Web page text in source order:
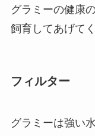
グラミーの健康
飼育してあげて
フィルター
グラミーは強い